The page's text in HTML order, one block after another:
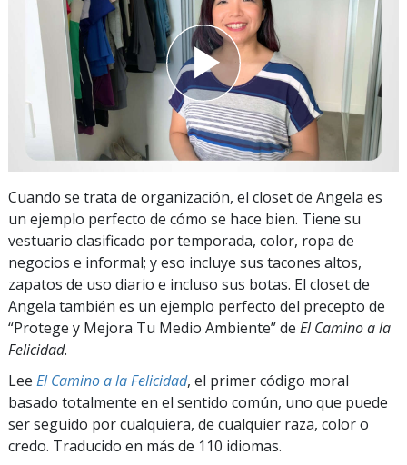
Cuando se trata de organización, el closet de Angela es
un ejemplo perfecto de cómo se hace bien. Tiene su
vestuario clasificado por temporada, color, ropa de
negocios e informal; y eso incluye sus tacones altos,
zapatos de uso diario e incluso sus botas. El closet de
Angela también es un ejemplo perfecto del precepto de
“Protege y Mejora Tu Medio Ambiente” de El Camino a la
Felicidad.
Lee El Camino a la Felicidad, el primer código moral
basado totalmente en el sentido común, uno que puede
ser seguido por cualquiera, de cualquier raza, color o
credo. Traducido en más de 110 idiomas.